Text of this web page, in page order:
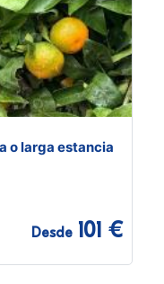
o larga estancia
Desde 101 €